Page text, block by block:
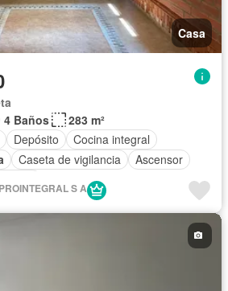
Casa
4 Baños
283 m²
Depósito
Cocina integral
Caseta de vigilancia
Ascensor
S A